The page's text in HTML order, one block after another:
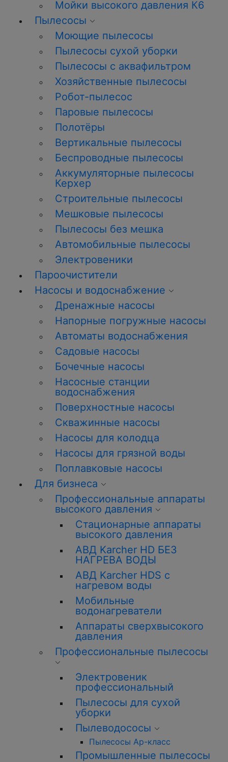
Мойки высокого давления К6
Пылесосы
Моющие пылесосы
Пылесосы сухой уборки
Пылесосы с аквафильтром
Хозяйственные пылесосы
Робот-пылесос
Паровые пылесосы
Полотёры
Вертикальные пылесосы
Беспроводные пылесосы
Аккумуляторные пылесосы
Керхер
Строительные пылесосы
Мешковые пылесосы
Пылесосы без мешка
Автомобильные пылесосы
Электровеники
Пароочистители
Насосы и водоснабжение
Дренажные насосы
Напорные погружные насосы
Автоматы водоснабжения
Садовые насосы
Бочечные насосы
Насосные станции
водоснабжения
Поверхностные насосы
Скважинные насосы
Насосы для колодца
Насосы для грязной воды
Поплавковые насосы
Для бизнеса
Профессиональные аппараты
высокого давления
Стационарные аппараты
высокого давления
АВД Karcher HD БЕЗ
НАГРЕВА ВОДЫ
АВД Karcher HDS с
нагревом воды
Мобильные
водонагреватели
Аппараты сверхвысокого
давления
Профессиональные пылесосы
Электровеник
профессиональный
Пылесосы для сухой
уборки
Пылеводососы
Пылесосы Ар-класс
Промышленные пылесосы